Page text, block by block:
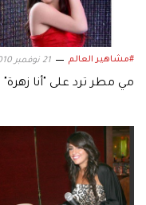
#مشاهير العالم 21 نوفمبر 2010
مي مطر ترد على "أنا زهرة"